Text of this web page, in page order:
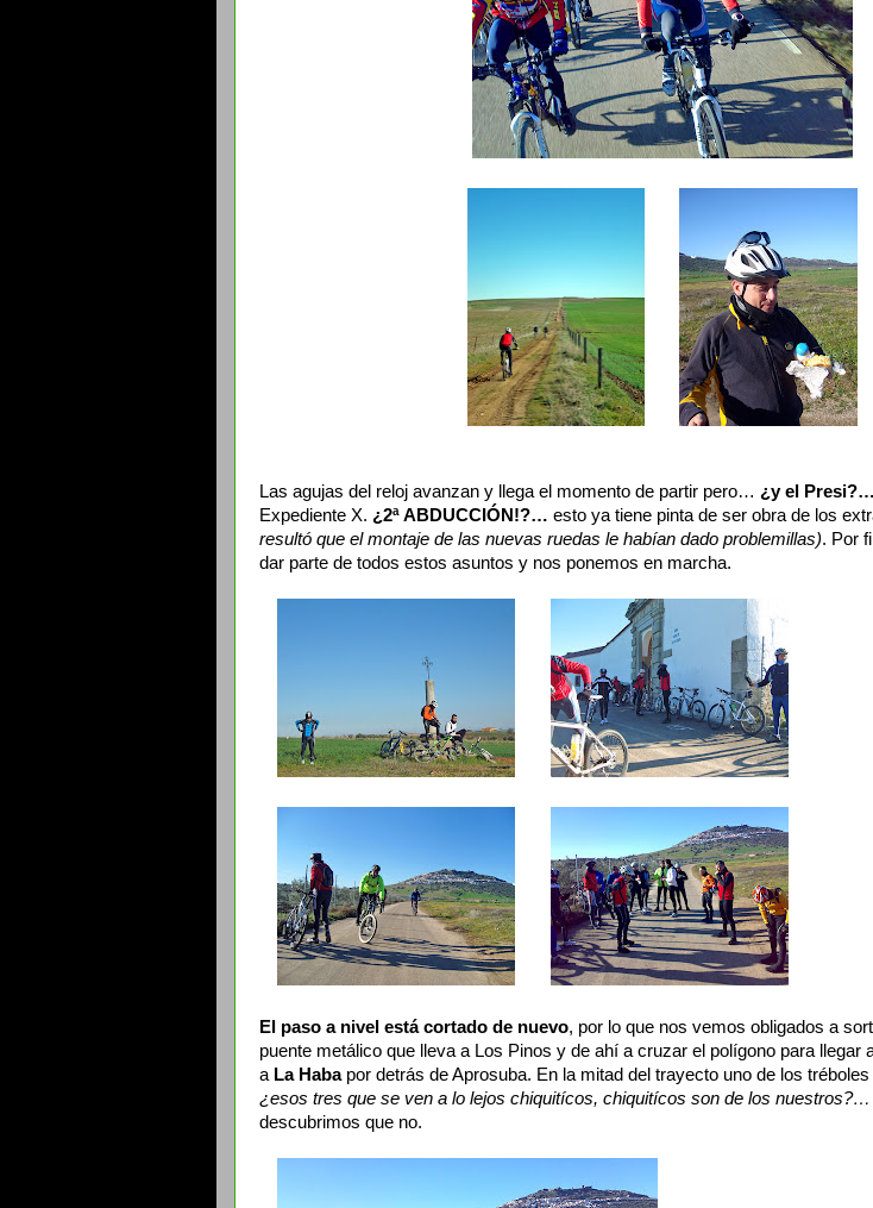
Las agujas del reloj avanzan y llega el momento de partir pero… ¿y el Presi?…
Expediente X. ¿2ª ABDUCCIÓN!?… esto ya tiene pinta de ser obra de los
resultó que el montaje de las nuevas ruedas le habían dado problemillas). Por
dar parte de todos estos asuntos y nos ponemos en marcha.
El paso a nivel está cortado de nuevo, por lo que nos vemos obligados a
puente metálico que lleva a Los Pinos y de ahí a cruzar el polígono para llegar
a La Haba por detrás de Aprosuba. En la mitad del trayecto uno de los
¿esos tres que se ven a lo lejos chiquitícos, chiquitícos son de los nuestros?…
descubrimos que no.